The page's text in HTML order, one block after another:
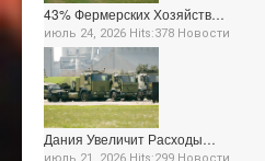
43% Фермерских Хозяйств…
июль 24, 2026 Hits:378 Новости
Дания Увеличит Расходы…